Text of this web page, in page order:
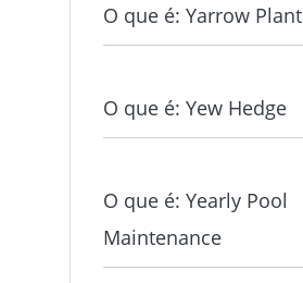
O que é: Yarrow Plant
O que é: Yew Hedge
O que é: Yearly Pool
Maintenance